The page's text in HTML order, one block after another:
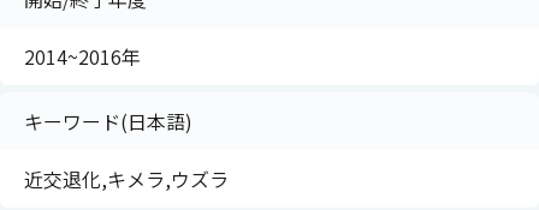
2014~2016年
キーワード(日本語)
近交退化,キメラ,ウズラ